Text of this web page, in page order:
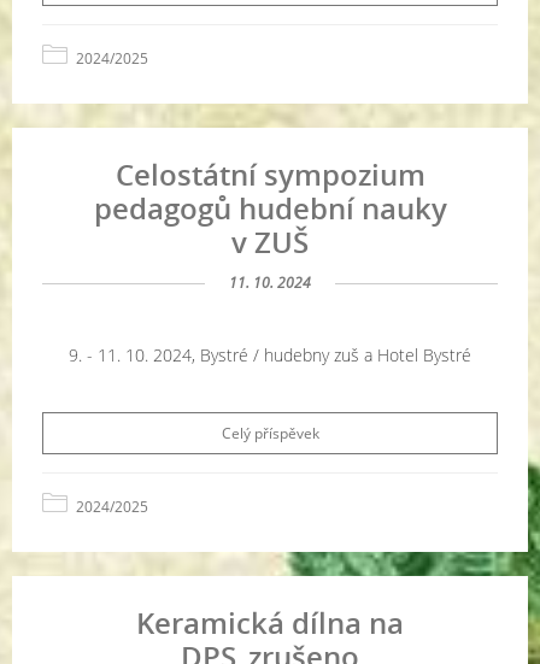
2024/2025
Celostátní sympozium
pedagogů hudební nauky
v ZUŠ
11. 10. 2024
9. - 11. 10. 2024, Bystré / hudebny zuš a Hotel Bystré
Celý příspěvek
2024/2025
Keramická dílna na